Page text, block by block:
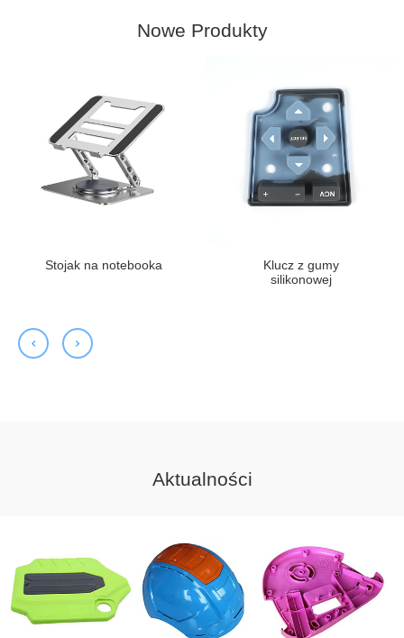
Nowe Produkty
Stojak na notebooka
Klucz z gumy
silikonowej
Aktualności